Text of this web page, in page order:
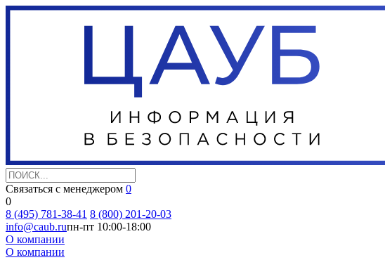
Связаться с менеджером 0
0
8 (495) 781-38-41 8 (800) 201-20-03
info@caub.ruпн-пт 10:00-18:00
О компании
О компании